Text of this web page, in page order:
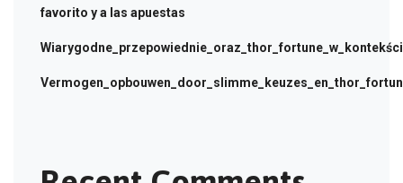
favorito y a las apuestas